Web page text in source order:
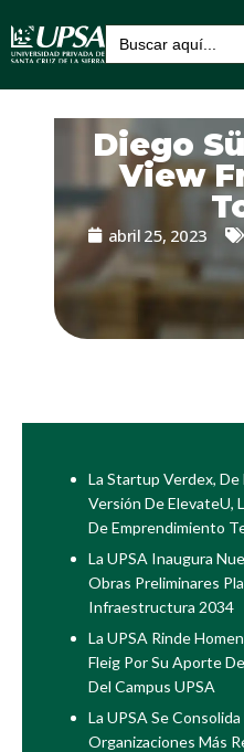
Buscar:
Diego
View
abril 25, 2023
La Startup Verdex, De
Versión De ElevateU,
De Emprendimiento
La UPSA Inaugura
Obras Preliminares
Infraestructura 2034
La UPSA Rinde
Fleig Por Su Aporte
Del Campus UPSA
La UPSA Se
Organizaciones Más